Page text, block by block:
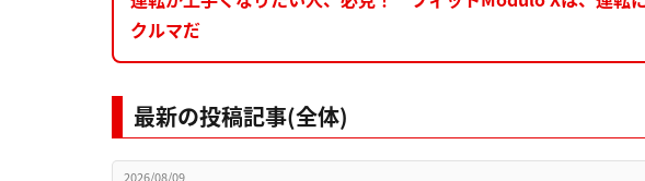
クルマだ
最新の投稿記事(全体)
2026/08/09